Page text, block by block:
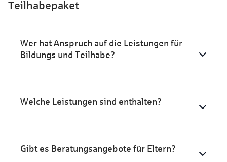
Teilhabepaket
Wer hat Anspruch auf die Leistungen für
Bildungs und Teilhabe?
Welche Leistungen sind enthalten?
Gibt es Beratungsangebote für Eltern?